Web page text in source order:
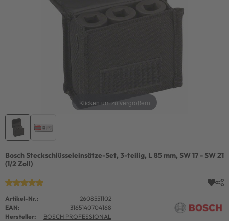
Klicken um zu vergrößern
Bosch Steckschlüsseleinsätze-Set, 3-teilig, L 85 mm, SW 17 - SW 21
(1/2 Zoll)
Artikel-Nr.:
2608551102
EAN:
3165140704168
Hersteller:
BOSCH PROFESSIONAL